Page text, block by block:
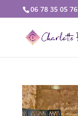
06 78 35 05 76